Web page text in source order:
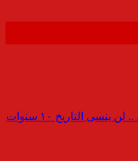
كلمة حق : د.شاكر أديت ماعليك .. لن ينسى التاريخ ١٠ سنوات